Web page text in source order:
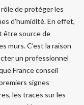
de protéger les
d’humidité. En effet,
être source de
murs. C’est la raison
un professionnel
France conseil
signes
les traces sur les